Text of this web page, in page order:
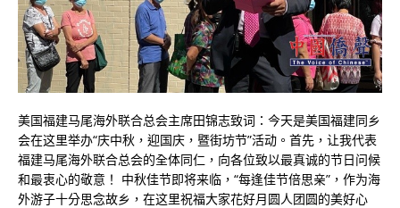
美国福建马尾海外联合总会主席田锦志致词：今天是美国福建同乡
会在这里举办“庆中秋，迎国庆，暨街坊节”活动。首先，让我代表
福建马尾海外联合总会的全体同仁，向各位致以最真诚的节日问候
和最衷心的敬意！ 中秋佳节即将来临，“每逢佳节倍思亲”，作为海
外游子十分思念故乡，在这里祝福大家花好月圆人团圆的美好心